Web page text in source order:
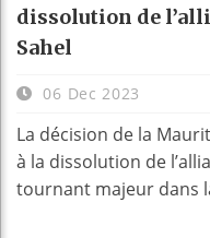
dissolution de
Sahel
06 Dec 2023
La décision de la
à la dissolution de
tournant majeur dans